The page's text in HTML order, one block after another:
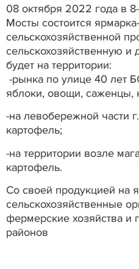
08 октября 2022 года в
Мосты состоится
сельскохозяйственной
сельскохозяйственную
будет на территории:
-рынка по улице 40 лет
яблоки, овощи, саженцы,
-на левобережной части
картофель;
-на территории возле
картофель.
Со своей продукцией на
сельскохозяйственные
фермерские хозяйства и
районов